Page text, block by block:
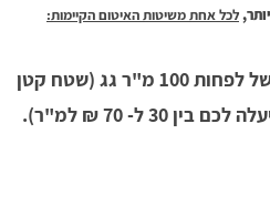
לכל אחת משיטות האיטום הקיימות:
עבור שטח של לפחות 100 מ"ר גג (שטח קטן
30 ל- 70 ₪ למ"ר).